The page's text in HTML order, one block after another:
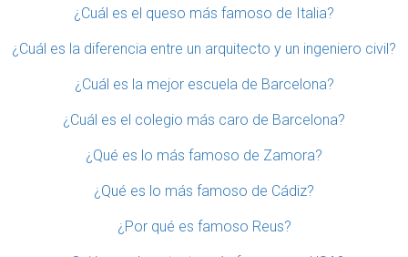
¿Cuál es el queso más famoso de Italia?
¿Cuál es la diferencia entre un arquitecto y un ingeniero civil?
¿Cuál es la mejor escuela de Barcelona?
¿Cuál es el colegio más caro de Barcelona?
¿Qué es lo más famoso de Zamora?
¿Qué es lo más famoso de Cádiz?
¿Por qué es famoso Reus?